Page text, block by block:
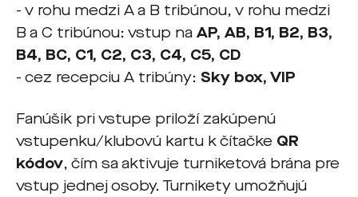
- v rohu medzi A a B tribúnou, v rohu medzi
B a C tribúnou: vstup na AP, AB, B1, B2, B3,
B4, BC, C1, C2, C3, C4, C5, CD
- cez recepciu A tribúny: Sky box, VIP
Fanúšik pri vstupe priloží zakúpenú
vstupenku/klubovú kartu k čítačke QR
kódov, čím sa aktivuje turniketová brána pre
vstup jednej osoby. Turnikety umožňujú